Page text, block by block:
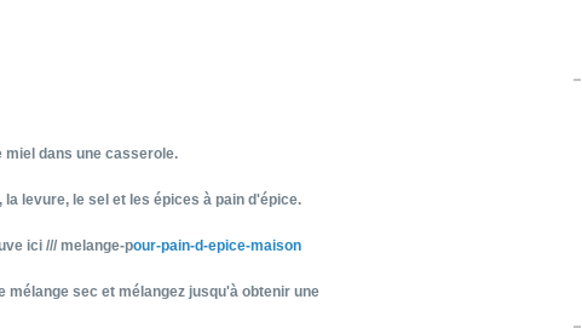
miel dans une casserole.
la levure, le sel et les épices à pain d'épice.
ici /// melange-pour-pain-d-epice-maison
mélange sec et mélangez jusqu'à obtenir une